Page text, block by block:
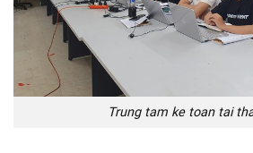
Trung tam ke toan tai